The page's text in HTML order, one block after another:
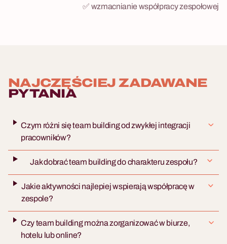
✅ wzmacnianie współpracy zespołowej
NAJCZĘŚCIEJ ZADAWANE
PYTANIA
Czym różni się team building od zwykłej integracji
pracowników?
Jak dobrać team building do charakteru zespołu?
Jakie aktywności najlepiej wspierają współpracę w
zespole?
Czy team building można zorganizować w biurze,
hotelu lub online?